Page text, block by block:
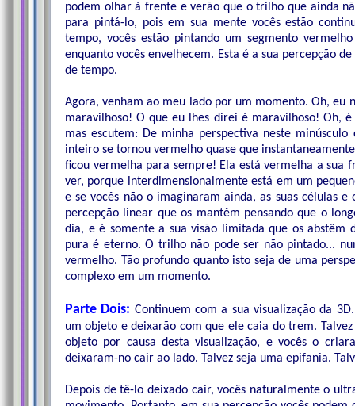
podem olhar à frente e verão que o trilho que ainda
para pintá-lo, pois em sua mente vocês estão
tempo, vocês estão pintando um segmento
enquanto vocês envelhecem. Esta é a sua percepção
de tempo.
Agora, venham ao meu lado por um momento. Oh, eu
maravilhoso! O que eu lhes direi é maravilhoso! Oh,
mas escutem: De minha perspectiva neste
inteiro se tornou vermelho quase que
ficou vermelha para sempre! Ela está vermelha a sua
ver, porque interdimensionalmente está em um
e se vocês não o imaginaram ainda, as suas células
percepção linear que os mantêm pensando que o
dia, e é somente a sua visão limitada que os abstêm
pura é eterno. O trilho não pode ser não pintado...
vermelho. Tão profundo quanto isto seja de uma
complexo em um momento.
Parte Dois: Continuem com a sua visualização da
um objeto e deixarão com que ele caia do trem.
objeto por causa desta visualização, e vocês o
deixaram-no cair ao lado. Talvez seja uma epifania.
Depois de tê-lo deixado cair, vocês naturalmente o